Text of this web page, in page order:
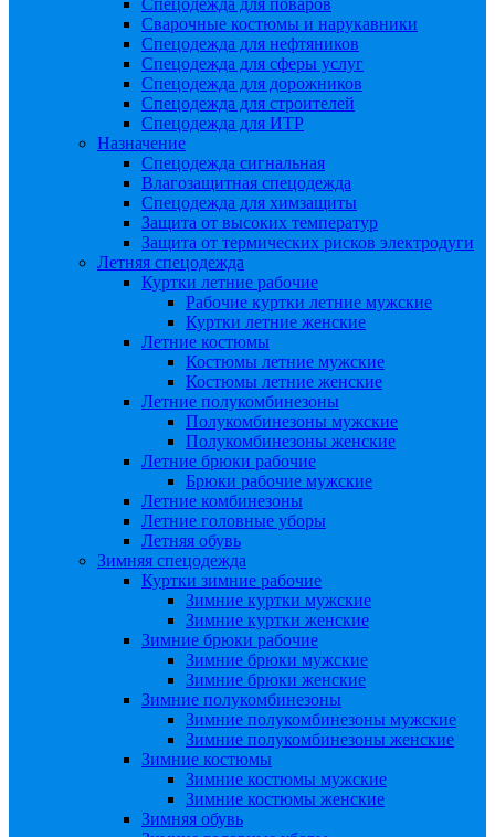
Спецодежда для поваров
Сварочные костюмы и нарукавники
Спецодежда для нефтяников
Спецодежда для сферы услуг
Спецодежда для дорожников
Спецодежда для строителей
Спецодежда для ИТР
Назначение
Спецодежда сигнальная
Влагозащитная спецодежда
Спецодежда для химзащиты
Защита от высоких температур
Защита от термических рисков электродуги
Летняя спецодежда
Куртки летние рабочие
Рабочие куртки летние мужские
Куртки летние женские
Летние костюмы
Костюмы летние мужские
Костюмы летние женские
Летние полукомбинезоны
Полукомбинезоны мужские
Полукомбинезоны женские
Летние брюки рабочие
Брюки рабочие мужские
Летние комбинезоны
Летние головные уборы
Летняя обувь
Зимняя спецодежда
Куртки зимние рабочие
Зимние куртки мужские
Зимние куртки женские
Зимние брюки рабочие
Зимние брюки мужские
Зимние брюки женские
Зимние полукомбинезоны
Зимние полукомбинезоны мужские
Зимние полукомбинезоны женские
Зимние костюмы
Зимние костюмы мужские
Зимние костюмы женские
Зимняя обувь